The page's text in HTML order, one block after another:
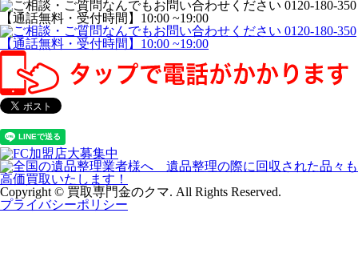
Copyright © 買取専門金のクマ. All Rights Reserved.
プライバシーポリシー